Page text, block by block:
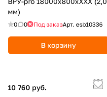
мм)
0 0 Под заказАрт. esb10336
В корзину
10 760 руб.